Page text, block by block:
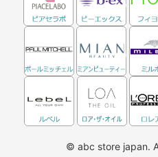
© abc store japan.